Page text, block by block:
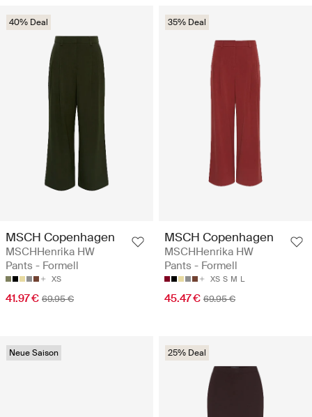
40% Deal
MSCH Copenhagen
MSCHHenrika HW
Pants - Formell
XS
41.97 € 69.95 €
35% Deal
MSCH Copenhagen
MSCHHenrika HW
Pants - Formell
XS S M L
45.47 € 69.95 €
Neue Saison 25% Deal